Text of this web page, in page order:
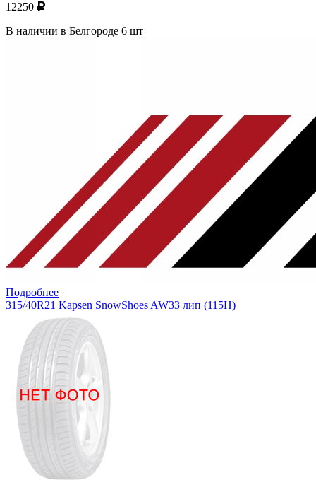
12250
В наличии в Белгороде 6 шт
Подробнее
315/40R21 Kapsen SnowShoes AW33 лип (115H)